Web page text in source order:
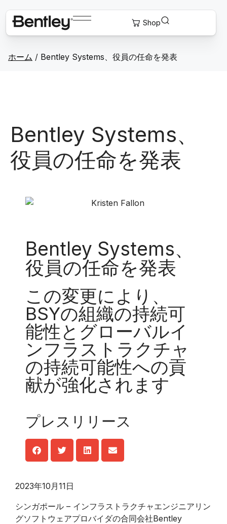
ホーム / Bentley Systems、役員の任命を発表
Bentley Systems、
役員の任命を発表
Bentley Systems、
役員の任命を発表
この変更により、
BSYの組織の持続可
能性とグローバルイ
ンフラストラクチャ
の持続可能性への貢
献が強化されます
プレスリリース
2023年10月11日
シンガポール – インフラストラクチャエンジニアリン
グソフトウェアプロバイダの合同会社Bentley